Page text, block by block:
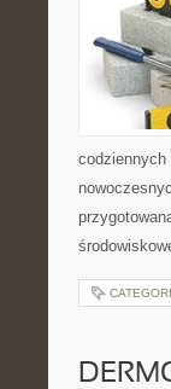
codziennych